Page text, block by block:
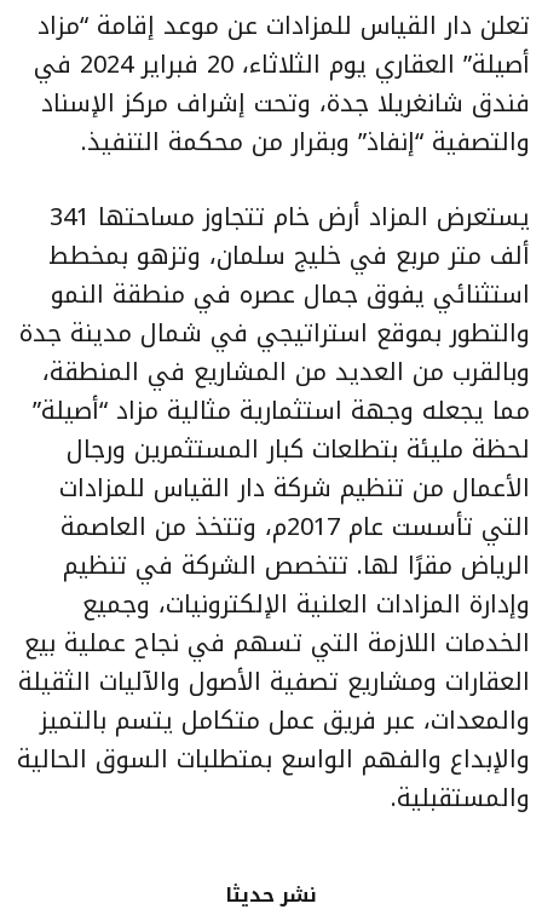
تعلن دار القياس للمزادات عن موعد إقامة “مزاد
أصيلة” العقاري يوم الثلاثاء، 20 فبراير 2024 في
فندق شانغريلا جدة، وتحت إشراف مركز الإسناد
والتصفية “إنفاذ” وبقرار من محكمة التنفيذ.
يستعرض المزاد أرض خام تتجاوز مساحتها 341
ألف متر مربع في خليج سلمان، وتزهو بمخطط
استثنائي يفوق جمال عصره في منطقة النمو
والتطور بموقع استراتيجي في شمال مدينة جدة
وبالقرب من العديد من المشاريع في المنطقة،
مما يجعله وجهة استثمارية مثالية مزاد “أصيلة”
لحظة مليئة بتطلعات كبار المستثمرين ورجال
الأعمال من تنظيم شركة دار القياس للمزادات
التي تأسست عام 2017م، وتتخذ من العاصمة
الرياض مقرًا لها. تتخصص الشركة في تنظيم
وإدارة المزادات العلنية الإلكترونيات، وجميع
الخدمات اللازمة التي تسهم في نجاح عملية بيع
العقارات ومشاريع تصفية الأصول والآليات الثقيلة
والمعدات، عبر فريق عمل متكامل يتسم بالتميز
والإبداع والفهم الواسع بمتطلبات السوق الحالية
والمستقبلية.
نشر حديثا